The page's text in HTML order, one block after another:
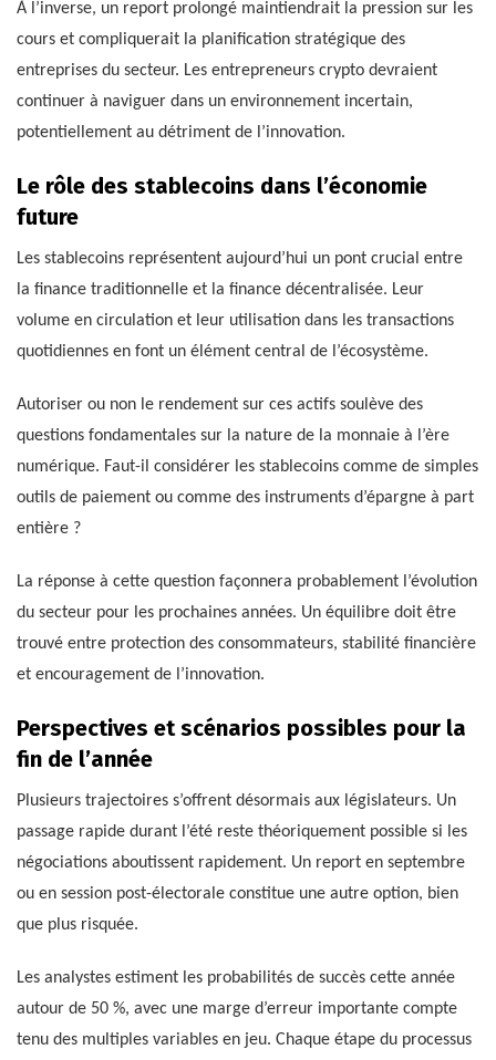
À l’inverse, un report prolongé maintiendrait la pression sur les
cours et compliquerait la planification stratégique des
entreprises du secteur. Les entrepreneurs crypto devraient
continuer à naviguer dans un environnement incertain,
potentiellement au détriment de l’innovation.
Le rôle des stablecoins dans l’économie
future
Les stablecoins représentent aujourd’hui un pont crucial entre
la finance traditionnelle et la finance décentralisée. Leur
volume en circulation et leur utilisation dans les transactions
quotidiennes en font un élément central de l’écosystème.
Autoriser ou non le rendement sur ces actifs soulève des
questions fondamentales sur la nature de la monnaie à l’ère
numérique. Faut-il considérer les stablecoins comme de simples
outils de paiement ou comme des instruments d’épargne à part
entière ?
La réponse à cette question façonnera probablement l’évolution
du secteur pour les prochaines années. Un équilibre doit être
trouvé entre protection des consommateurs, stabilité financière
et encouragement de l’innovation.
Perspectives et scénarios possibles pour la
fin de l’année
Plusieurs trajectoires s’offrent désormais aux législateurs. Un
passage rapide durant l’été reste théoriquement possible si les
négociations aboutissent rapidement. Un report en septembre
ou en session post-électorale constitue une autre option, bien
que plus risquée.
Les analystes estiment les probabilités de succès cette année
autour de 50 %, avec une marge d’erreur importante compte
tenu des multiples variables en jeu. Chaque étape du processus